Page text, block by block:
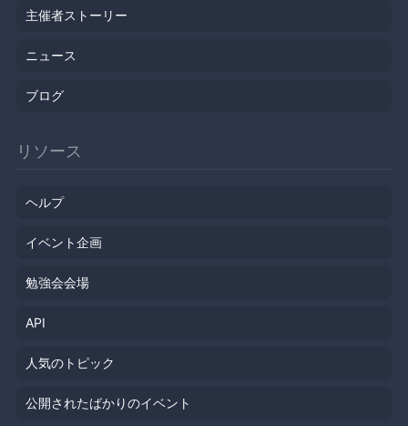
主催者ストーリー
ニュース
ブログ
リソース
ヘルプ
イベント企画
勉強会会場
API
人気のトピック
公開されたばかりのイベント